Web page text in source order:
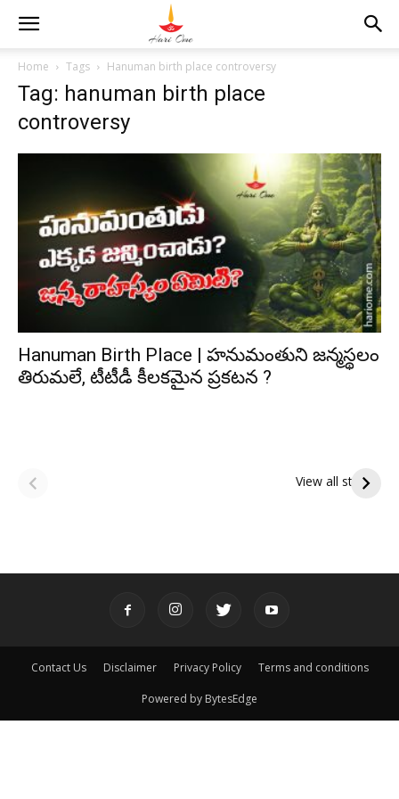
Home Tags Hanuman birth place controversy
Tag: hanuman birth place
controversy
Hanuman Birth Place | హనుమంతుని జన్మస్థలం
తిరుమలే, టీటీడీ కీలకమైన ప్రకటన ?
View all stories
పితృదేవతల ఆశీర్వాదం
ఇంద్రకీలాద్రి గిరి ప్రదక్షిణ
Contact Us Disclaimer Privacy Policy Terms and conditions
Powered by BytesEdge